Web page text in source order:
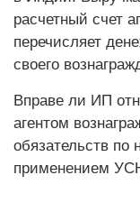
расчетный счет
перечисляет
своего
Вправе ли ИП
агентом
обязательств по
применением